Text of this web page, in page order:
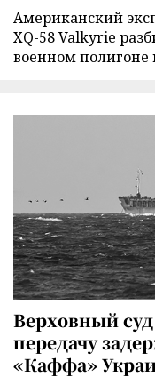
Американский
XQ-58 Valkyrie
военном полигоне
Верховный
передачу
«Каффа»